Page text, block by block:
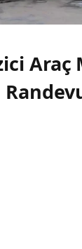
Araç